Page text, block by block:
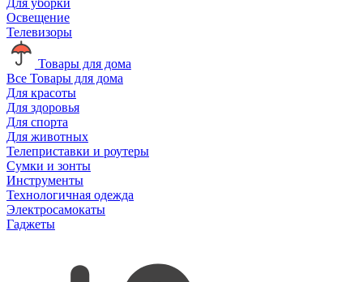
Освещение
Телевизоры
Товары для дома
Все Товары для дома
Для красоты
Для здоровья
Для спорта
Для животных
Телеприставки и роутеры
Сумки и зонты
Инструменты
Технологичная одежда
Электросамокаты
Гаджеты